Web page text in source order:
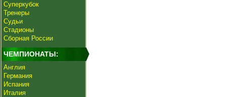
Суперкубок
Тренеры
Судьи
Стадионы
Сборная России
ЧЕМПИОНАТЫ:
Англия
Германия
Испания
Италия